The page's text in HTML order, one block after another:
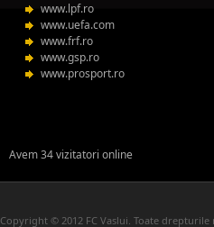
www.lpf.ro
www.uefa.com
www.frf.ro
www.gsp.ro
www.prosport.ro
Avem 34 vizitatori online
Copyright © 2012 FC Vaslui. Toate drepturile